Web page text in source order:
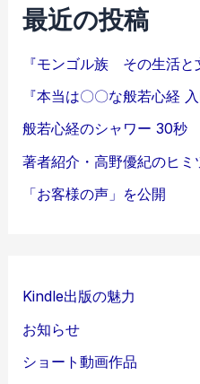
最近の投稿
『モンゴル族 その生活と
『本当は〇〇な般若心経
般若心経のシャワー 30秒
著者紹介・高野優紀のヒミ
「お客様の声」を公開
Kindle出版の魅力
お知らせ
ショート動画作品